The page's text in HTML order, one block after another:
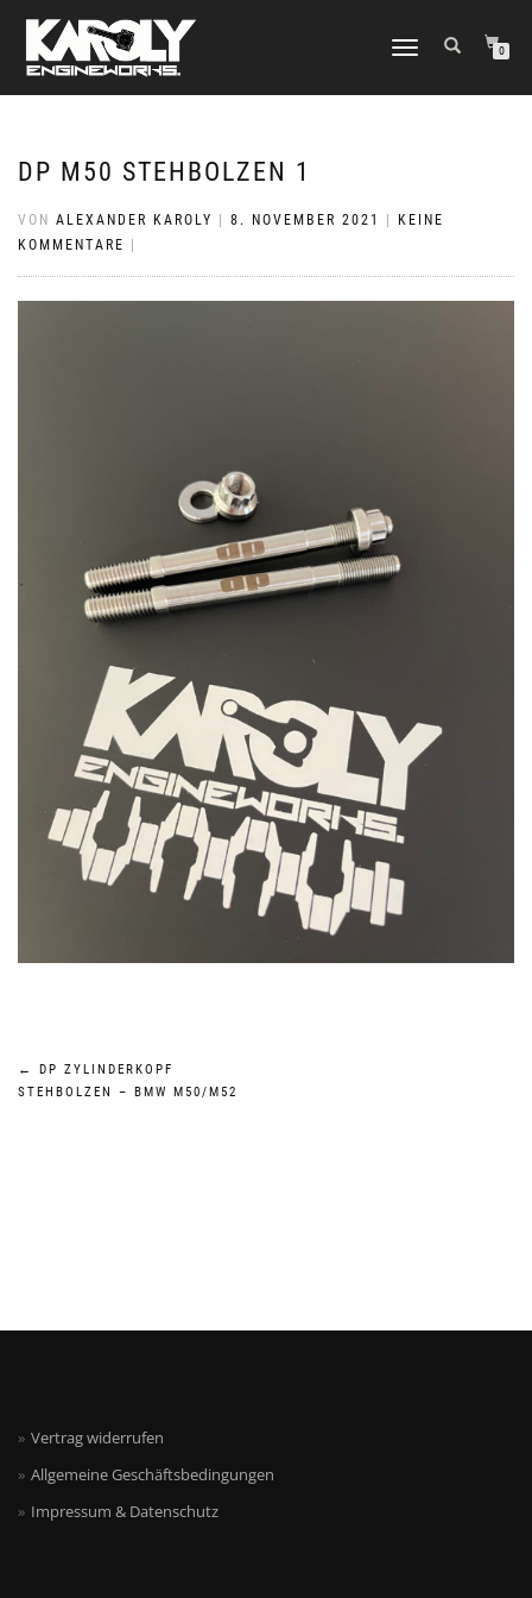
NAVIGATION
0
DP M50 STEHBOLZEN 1
VON ALEXANDER KAROLY 8. NOVEMBER 2021
KEINE
KOMMENTARE
Beitragsnavigation
←
DP ZYLINDERKOPF
STEHBOLZEN – BMW M50/M52
Vertrag widerrufen
Allgemeine Geschäftsbedingungen
Impressum & Datenschutz